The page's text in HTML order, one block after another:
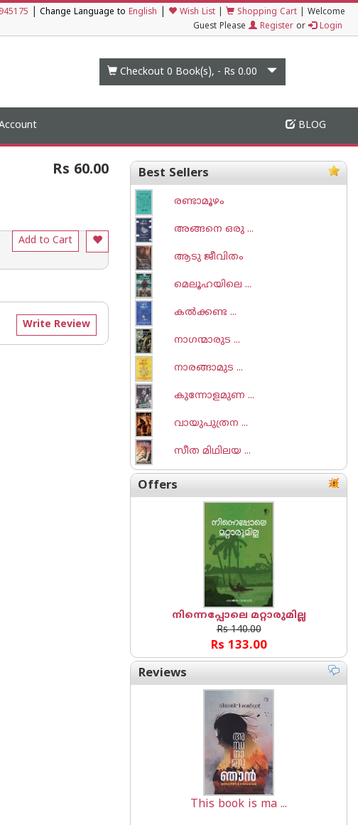
Change Language to English Wish List Shopping Cart
Welcome
Guest Please
Register or Login
Checkout 0 Book(s), - Rs 0.00
BLOG
Rs 60.00
Add to Cart
Write Review
Best Sellers
രണ്ടാമൂഴം
അങ്ങനെ ഒരു ...
ആടു ജീവിതം
മെലൂഹയിലെ ...
കല്‍ക്കണ്ട ...
നാഗന്മാരുട ...
നാരങ്ങാമുട ...
കുന്നോളമുണ ...
വായുപുത്രന ...
സീത മിഥിലയ ...
Offers
നിന്നെപ്പോലെ മറ്റാരുമില്ല
Rs 140.00
Rs 133.00
Reviews
This book is ma ...